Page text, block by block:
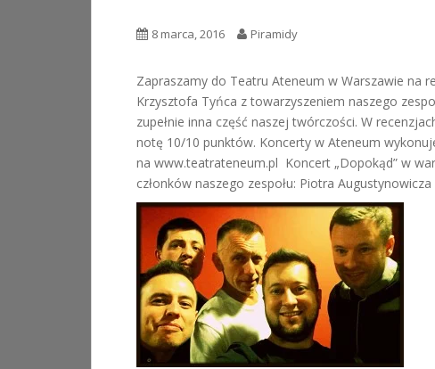
8 marca, 2016 Piramidy
Zapraszamy do Teatru Ateneum w Warszawie na
Krzysztofa Tyńca z towarzyszeniem naszego
zupełnie inna część naszej twórczości. W
notę 10/10 punktów. Koncerty w Ateneum
na www.teatrateneum.pl Koncert „Dopokąd” w
członków naszego zespołu: Piotra